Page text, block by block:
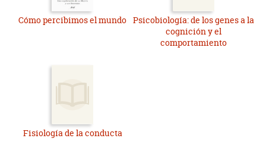
Cómo percibimos el mundo Psicobiología: de los genes a la
cognición y el
comportamiento
Fisiología de la conducta